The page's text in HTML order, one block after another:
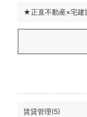
★正直不動産×宅建
賃貸管理(5)